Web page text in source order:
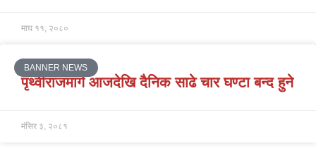
माघ ११, २०८०
BANNER NEWS
पृथ्वीराजमार्ग आजदेखि दैनिक साढे चार घण्टा बन्द हुने
मंसिर ३, २०८१